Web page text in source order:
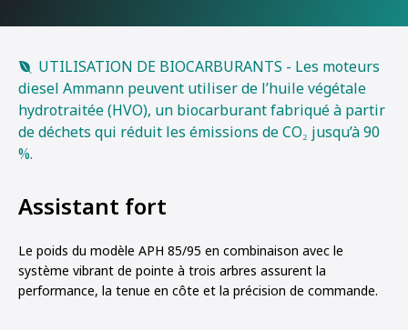
UTILISATION DE BIOCARBURANTS - Les moteurs
diesel Ammann peuvent utiliser de l’huile végétale
hydrotraitée (HVO), un biocarburant fabriqué à partir
de déchets qui réduit les émissions de CO₂ jusqu’à 90
%.
Assistant fort
Le poids du modèle APH 85/95 en combinaison avec le
système vibrant de pointe à trois arbres assurent la
performance, la tenue en côte et la précision de commande.